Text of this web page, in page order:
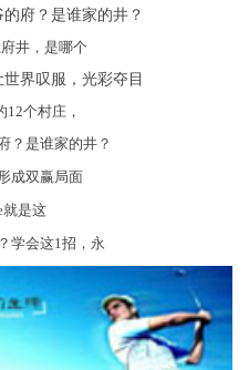
井，是哪个
12个村庄，
？是谁家的井？
成双赢局面
就是这
学会这1招，永